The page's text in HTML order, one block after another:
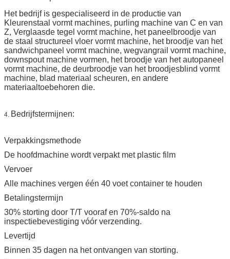
Het bedrijf is gespecialiseerd in de productie van
Kleurenstaal vormt machines, purling machine van C en van
Z, Verglaasde tegel vormt machine, het paneelbroodje van
de staal structureel vloer vormt machine, het broodje van het
sandwichpaneel vormt machine, wegvangrail vormt machine,
downspout machine vormen, het broodje van het autopaneel
vormt machine, de deurbroodje van het broodjesblind vormt
machine, blad materiaal scheuren, en andere
materiaaltoebehoren die.
4. Bedrijfstermijnen:
Verpakkingsmethode
De hoofdmachine wordt verpakt met plastic film
Vervoer
Alle machines vergen één 40 voet container te houden
Betalingstermijn
30% storting door T/T vooraf en 70%-saldo na
inspectiebevestiging vóór verzending.
Levertijd
Binnen 35 dagen na het ontvangen van storting.